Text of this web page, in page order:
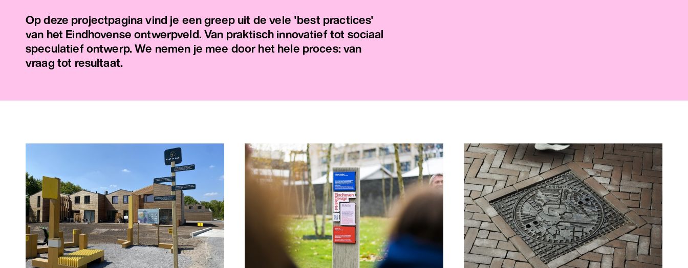
Op deze projectpagina vind je een greep uit de vele 'best practices'
van het Eindhovense ontwerpveld. Van praktisch innovatief tot sociaal
speculatief ontwerp. We nemen je mee door het hele proces: van
vraag tot resultaat.